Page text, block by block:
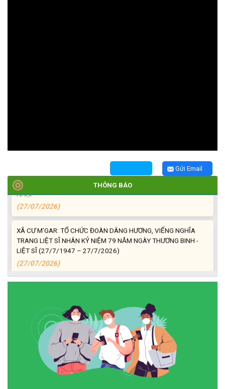
Gửi Email
THÔNG BÁO
HỘI NGƯỜI CAO TUỔI XÃ CƯ M’GAR: SƠ KẾT CÔNG TÁC HỘI 6
THÁNG ĐẦU NĂM VÀ KIỆN TOÀN TỔ CHỨC CHI HỘI SAU SÁP
NHẬP
(27/07/2026)
XÃ CƯ M’GAR: TỔ CHỨC ĐOÀN DÂNG HƯƠNG, VIẾNG NGHĨA
TRANG LIỆT SĨ NHÂN KỶ NIỆM 79 NĂM NGÀY THƯƠNG BINH -
LIỆT SĨ (27/7/1947 – 27/7/2026)
(27/07/2026)
ĐỒNG CHÍ PHAN XUÂN LỰC - CHỦ TỊCH UBND XÃ CƯ M’GAR
(27/07/2026)
Phát biểu bế mạc Hội nghị Trung ương 3, khóa XIV của Tổng Bí
thư, Chủ tịch nước Tô Lâm
(26/07/2026)